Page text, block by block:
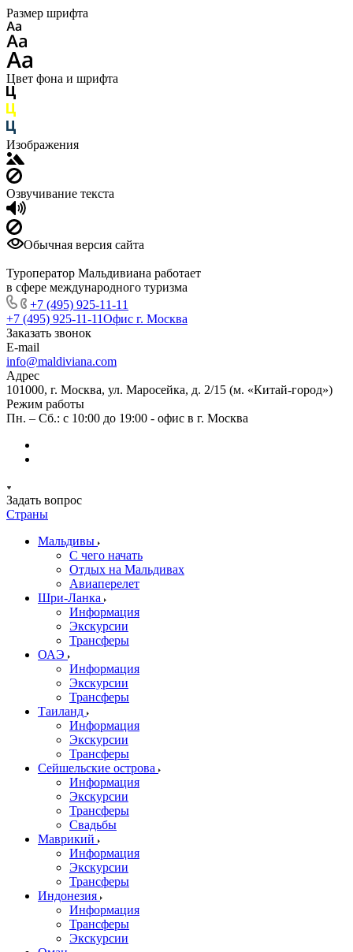
Размер шрифта
Цвет фона и шрифта
Изображения
Озвучивание текста
Обычная версия сайта
Туроператор Мальдивиана работает
в сфере международного туризма
+7 (495) 925-11-11
+7 (495) 925-11-11Офис г. Москва
Заказать звонок
E-mail
info@maldiviana.com
Адрес
101000, г. Москва, ул. Маросейка, д. 2/15 (м. «Китай-город»)
Режим работы
Пн. – Сб.: с 10:00 до 19:00 - офис в г. Москва
Задать вопрос
Страны
Мальдивы
С чего начать
Отдых на Мальдивах
Авиаперелет
Шри-Ланка
Информация
Экскурсии
Трансферы
ОАЭ
Информация
Экскурсии
Трансферы
Таиланд
Информация
Экскурсии
Трансферы
Сейшельские острова
Информация
Экскурсии
Трансферы
Свадьбы
Маврикий
Информация
Экскурсии
Трансферы
Индонезия
Информация
Трансферы
Экскурсии